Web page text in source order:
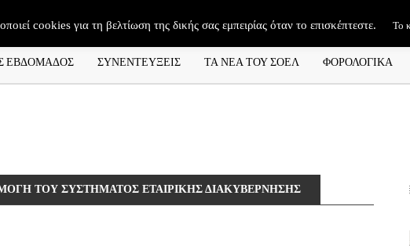
ΕΒΔΟΜΑΔΟΣ ΣΥΝΕΝΤΕΥΞΕΙΣ ΤΑ ΝΕΑ ΤΟΥ ΣΟΕΛ ΦΟΡΟΛΟΓΙΚΑ
ΤΟΥ ΣΥΣΤΗΜΑΤΟΣ ΕΤΑΙΡΙΚΗΣ ΔΙΑΚΥΒΕΡΝΗΣΗΣ
cookies για τη βελτίωση της δικής σας εμπειρίας όταν το επισκέπτεστε. Το